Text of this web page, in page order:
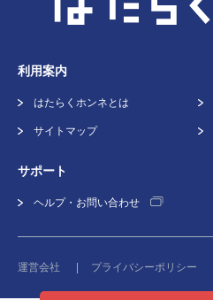
利用案内
はたらくホンネとは
サイトマップ
サポート
ヘルプ・お問い合わせ
運営会社 プライバシーポリシー